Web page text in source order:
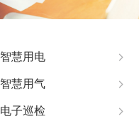
智慧用电
智慧用气
电子巡检